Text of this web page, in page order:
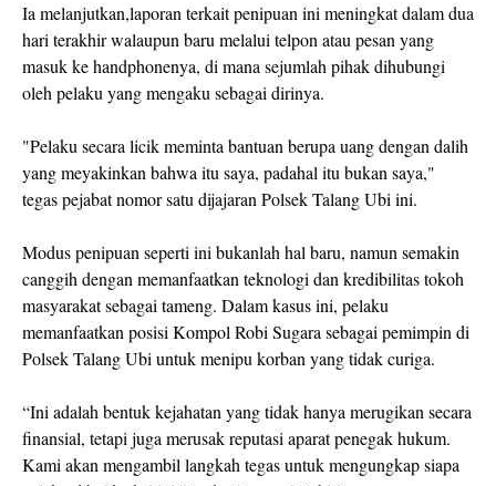
Ia melanjutkan,laporan terkait penipuan ini meningkat dalam dua
hari terakhir walaupun baru melalui telpon atau pesan yang
masuk ke handphonenya, di mana sejumlah pihak dihubungi
oleh pelaku yang mengaku sebagai dirinya.
"Pelaku secara licik meminta bantuan berupa uang dengan dalih
yang meyakinkan bahwa itu saya, padahal itu bukan saya,"
tegas pejabat nomor satu dijajaran Polsek Talang Ubi ini.
Modus penipuan seperti ini bukanlah hal baru, namun semakin
canggih dengan memanfaatkan teknologi dan kredibilitas tokoh
masyarakat sebagai tameng. Dalam kasus ini, pelaku
memanfaatkan posisi Kompol Robi Sugara sebagai pemimpin di
Polsek Talang Ubi untuk menipu korban yang tidak curiga.
“Ini adalah bentuk kejahatan yang tidak hanya merugikan secara
finansial, tetapi juga merusak reputasi aparat penegak hukum.
Kami akan mengambil langkah tegas untuk mengungkap siapa